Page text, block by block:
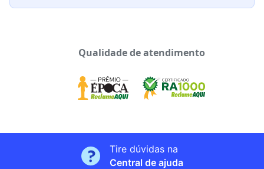
Qualidade de atendimento
Tire dúvidas na
Central de ajuda